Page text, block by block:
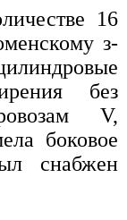
16
з-
без
V,
боковое
снабжен